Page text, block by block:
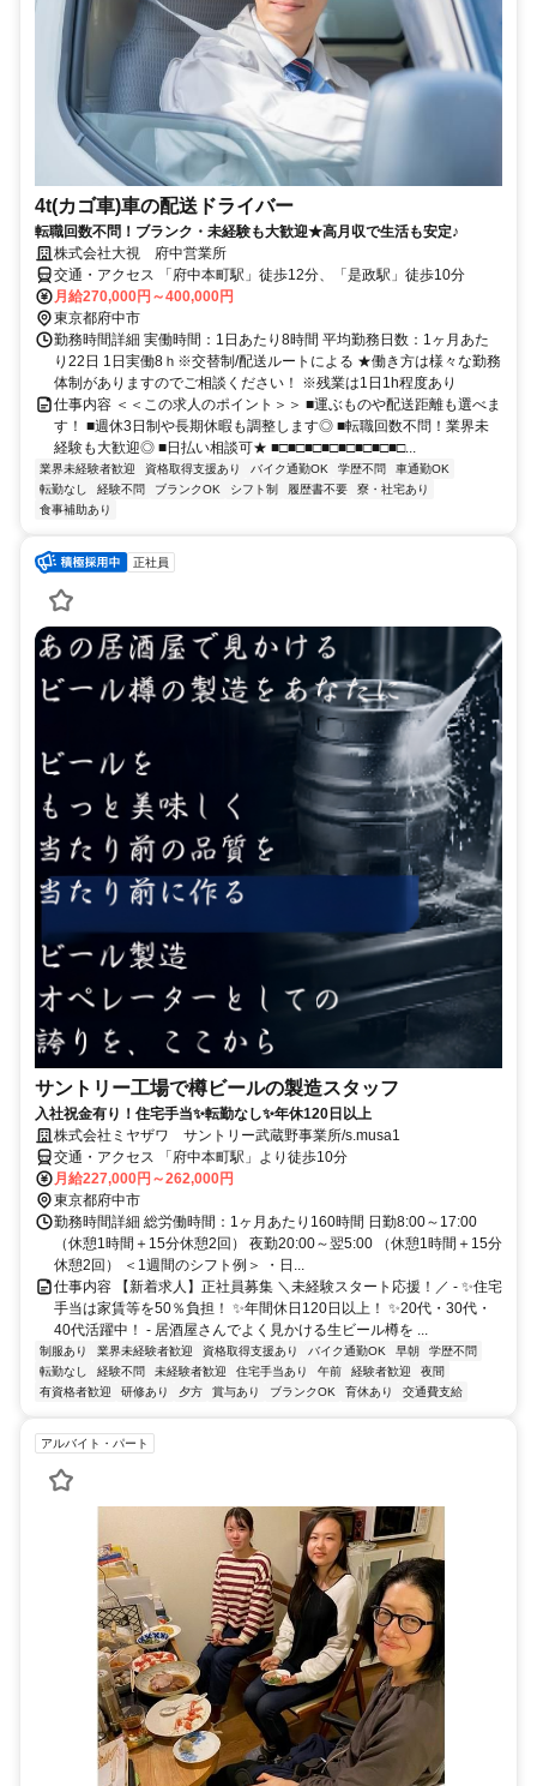
4t(カゴ車)車の配送ドライバー
転職回数不問！ブランク・未経験も大歓迎★高月収で生活も安定♪
株式会社大視 府中営業所
交通・アクセス 「府中本町駅」徒歩12分、「是政駅」徒歩10分
月給270,000円～400,000円
東京都府中市
勤務時間詳細 実働時間：1日あたり8時間 平均勤務日数：1ヶ月あた
り22日 1日実働8ｈ※交替制/配送ルートによる ★働き方は様々な勤務
体制がありますのでご相談ください！ ※残業は1日1h程度あり
仕事内容 ＜＜この求人のポイント＞＞ ■運ぶものや配送距離も選べま
す！ ■週休3日制や長期休暇も調整します◎ ■転職回数不問！業界未
経験も大歓迎◎ ■日払い相談可★ ■□■□■□■□■□■□■□■□...
業界未経験者歓迎 資格取得支援あり バイク通勤OK 学歴不問
車通勤OK
転勤なし
経験不問 ブランクOK シフト制 履歴書不要
寮・社宅あり
食事補助あり
正社員
サントリー工場で樽ビールの製造スタッフ
入社祝金有り！住宅手当✨転勤なし✨年休120日以上
株式会社ミヤザワ サントリー武蔵野事業所/s.musa1
交通・アクセス 「府中本町駅」より徒歩10分
月給227,000円～262,000円
東京都府中市
勤務時間詳細 総労働時間：1ヶ月あたり160時間 日勤8:00～17:00
（休憩1時間＋15分休憩2回） 夜勤20:00～翌5:00 （休憩1時間＋15分
休憩2回） ＜1週間のシフト例＞ ・日...
仕事内容 【新着求人】正社員募集 ＼未経験スタート応援！／ - ✨住宅
手当は家賃等を50％負担！ ✨年間休日120日以上！ ✨20代・30代・
40代活躍中！ - 居酒屋さんでよく見かける生ビール樽を ...
制服あり 業界未経験者歓迎 資格取得支援あり バイク通勤OK 早朝
学歴不問
転勤なし
経験不問 未経験者歓迎 住宅手当あり 午前 経験者歓迎
夜間
有資格者歓迎
研修あり 夕方 賞与あり ブランクOK 育休あり 交通費支給
アルバイト・パート